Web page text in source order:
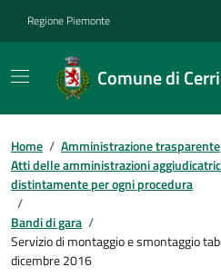
Regione Piemonte
Comune di
Home / Amministrazione trasparente
Atti delle amministrazioni
distintamente per ogni procedura
/
Bandi di gara /
Servizio di montaggio e smontaggio
dicembre 2016